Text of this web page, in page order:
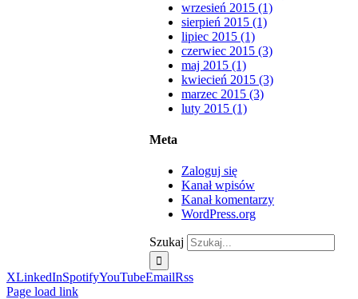
wrzesień 2015 (1)
sierpień 2015 (1)
lipiec 2015 (1)
czerwiec 2015 (3)
maj 2015 (1)
kwiecień 2015 (3)
marzec 2015 (3)
luty 2015 (1)
Meta
Zaloguj się
Kanał wpisów
Kanał komentarzy
WordPress.org
Szukaj
XLinkedInSpotifyYouTubeEmailRss
Page load link